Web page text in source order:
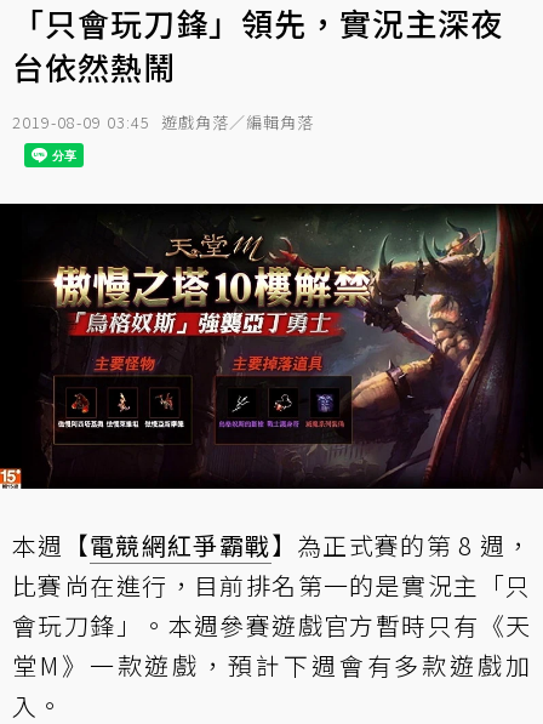
「只會玩刀鋒」領先，實況主深夜
台依然熱鬧
2019-08-09 03:45 遊戲角落／編輯角落
本週【電競網紅爭霸戰】為正式賽的第 8 週，
比賽尚在進行，目前排名第一的是實況主「只
會玩刀鋒」。本週參賽遊戲官方暫時只有《天
堂M》一款遊戲，預計下週會有多款遊戲加
入。